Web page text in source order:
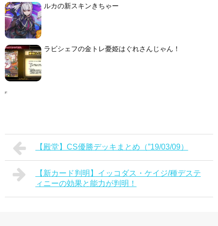
ルカの新スキンきちゃー
ラビシェフの金トレ憂姫はぐれさんじゃん！
【殿堂】CS優勝デッキまとめ（”19/03/09）
【新カード判明】イッコダス・ケイジ/種デステ
ィニーの効果と能力が判明！